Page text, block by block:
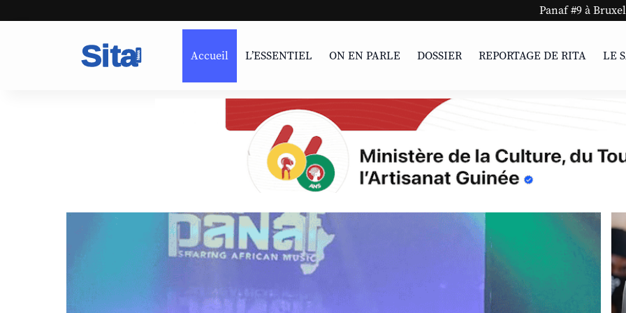
Panaf #9 à Bruxelles et Charleroi !
Accueil L’ESSENTIEL ON EN PARLE DOSSIER REPORTAGE DE RITA LE